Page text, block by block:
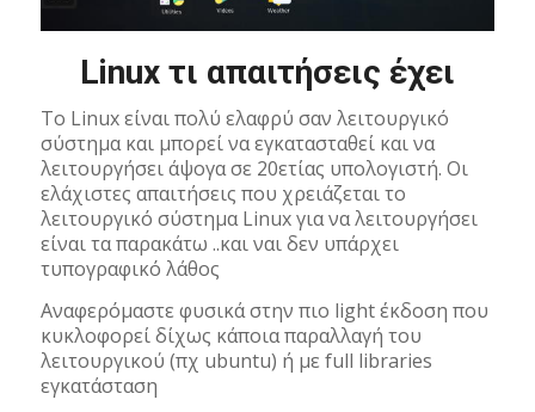
Linux τι απαιτήσεις έχει
Το Linux είναι πολύ ελαφρύ σαν λειτουργικό
σύστημα και μπορεί να εγκατασταθεί και να
λειτουργήσει άψογα σε 20ετίας υπολογιστή. Οι
ελάχιστες απαιτήσεις που χρειάζεται το
λειτουργικό σύστημα Linux για να λειτουργήσει
είναι τα παρακάτω ..και ναι δεν υπάρχει
τυπογραφικό λάθος
Αναφερόμαστε φυσικά στην πιο light έκδοση που
κυκλοφορεί δίχως κάποια παραλλαγή του
λειτουργικού (πχ ubuntu) ή με full libraries
εγκατάσταση